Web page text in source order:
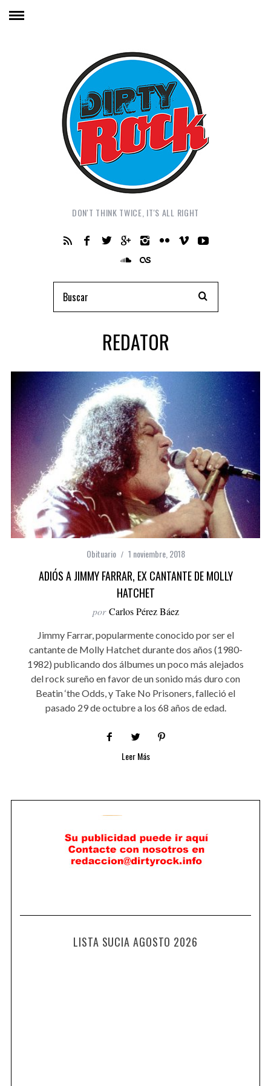
DON'T THINK TWICE, IT'S ALL RIGHT
REDATOR
Obituario 1 noviembre, 2018
ADIÓS A JIMMY FARRAR, EX CANTANTE DE MOLLY
HATCHET
por Carlos Pérez Báez
Jimmy Farrar, popularmente conocido por ser el
cantante de Molly Hatchet durante dos años (1980-
1982) publicando dos álbumes un poco más alejados
del rock sureño en favor de un sonido más duro con
Beatin ‘the Odds, y Take No Prisoners, falleció el
pasado 29 de octubre a los 68 años de edad.
Leer Más
LISTA SUCIA AGOSTO 2026